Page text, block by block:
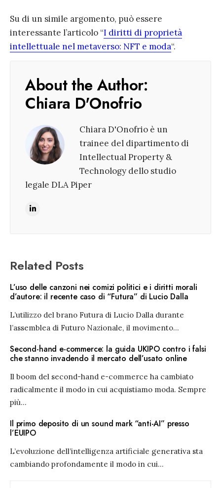
Su di un simile argomento, può essere
interessante l’articolo “I diritti di proprietà
intellettuale nel metaverso: NFT e moda“.
About the Author:
Chiara D'Onofrio
Chiara D'Onofrio è un
trainee del dipartimento di
Intellectual Property &
Technology dello studio
legale DLA Piper
Related Posts
L’uso delle canzoni nei comizi politici e i diritti morali
d’autore: il recente caso di “Futura” di Lucio Dalla
L’utilizzo del brano Futura di Lucio Dalla durante
l’assemblea di Futuro Nazionale, il movimento...
Second-hand e-commerce: la guida UKIPO contro i falsi
che stanno invadendo il mercato dell’usato online
Il boom del second-hand e-commerce ha cambiato
radicalmente il modo in cui acquistiamo moda. Sempre
più...
Il primo deposito di un sound mark “anti-AI” presso
l’EUIPO
L’evoluzione dell’intelligenza artificiale generativa sta
cambiando profondamente il modo in cui...